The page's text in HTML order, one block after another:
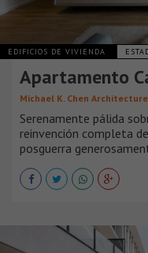
EDIFICIOS DE VIVIENDA
Apartamento
Michael K. Chen Architecture
Serenamente pálida
reinvención completa
posguerra